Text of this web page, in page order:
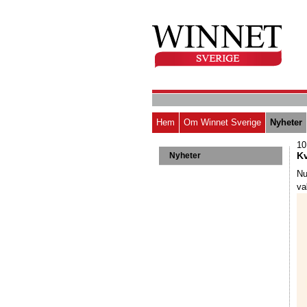
Hem Om Winnet Sverige Nyheter
Nyheter